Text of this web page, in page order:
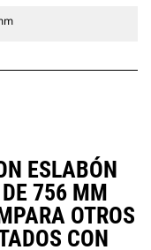
ESLABÓN
756 MM
OTROS
CON